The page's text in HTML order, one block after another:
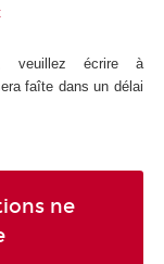
veuillez écrire à
faîte dans un délai
ne